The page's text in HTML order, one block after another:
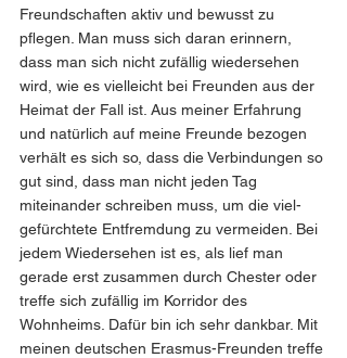
Freundschaften aktiv und bewusst zu
pflegen. Man muss sich daran erinnern,
dass man sich nicht zufällig wiedersehen
wird, wie es vielleicht bei Freunden aus der
Heimat der Fall ist. Aus meiner Erfahrung
und natürlich auf meine Freunde bezogen
verhält es sich so, dass die Verbindungen so
gut sind, dass man nicht jeden Tag
miteinander schreiben muss, um die viel-
gefürchtete Entfremdung zu vermeiden. Bei
jedem Wiedersehen ist es, als lief man
gerade erst zusammen durch Chester oder
treffe sich zufällig im Korridor des
Wohnheims. Dafür bin ich sehr dankbar. Mit
meinen deutschen Erasmus-Freunden treffe